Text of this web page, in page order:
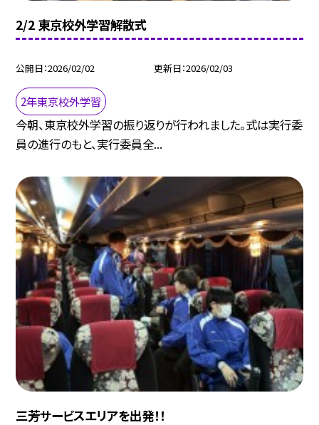
2/2 東京校外学習解散式
公開日 2026/02/02 更新日 2026/02/03
2年東京校外学習
今朝、東京校外学習の振り返りが行われました。式は実行委
員の進行のもと、実行委員全...
三芳サービスエリアを出発！！